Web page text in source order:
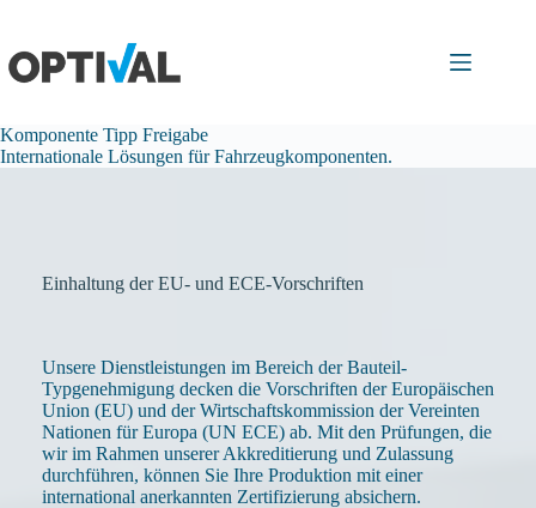
springen
Komponente Tipp Freigabe
Internationale Lösungen für Fahrzeugkomponenten.
Einhaltung der EU- und ECE-Vorschriften
Unsere Dienstleistungen im Bereich der Bauteil-
Typgenehmigung decken die Vorschriften der Europäischen
Union (EU) und der Wirtschaftskommission der Vereinten
Nationen für Europa (UN ECE) ab. Mit den Prüfungen, die
wir im Rahmen unserer Akkreditierung und Zulassung
durchführen, können Sie Ihre Produktion mit einer
international anerkannten Zertifizierung absichern.